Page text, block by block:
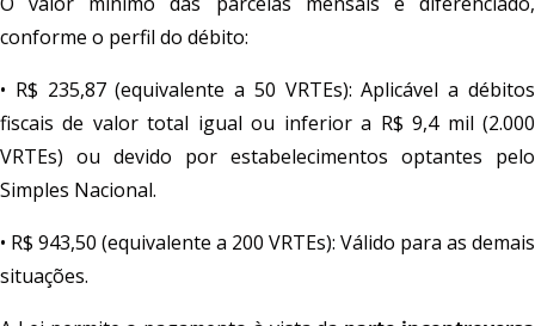
conforme o perfil do débito:
• R$ 235,87 (equivalente a 50 VRTEs): Aplicável a débitos
fiscais de valor total igual ou inferior a R$ 9,4 mil (2.000
VRTEs) ou devido por estabelecimentos optantes pelo
Simples Nacional.
• R$ 943,50 (equivalente a 200 VRTEs): Válido para as demais
situações.